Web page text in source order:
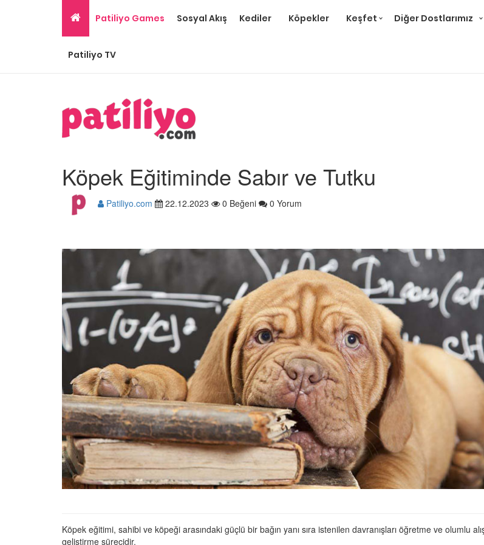
Patiliyo Games Sosyal Akış Kediler Köpekler Keşfet Diğer Dostlarımız
Patiliyo TV
Köpek Eğitiminde Sabır ve Tutku
Patiliyo.com 22.12.2023 0 Beğeni 0 Yorum
Köpek eğitimi, sahibi ve köpeği arasındaki güçlü bir bağın yanı sıra istenilen davranışları öğretme ve olumlu
geliştirme sürecidir.
Standartlarına Uygun Bakımı
Kolay 14 Evcil Hayvan
01.01.2025
Köpeklerle İlgili Ünlü Sözler ve
Atasözleri
03.04.2024
İzmir’deki Hayvan Barınakları
22.05.2020
Ankara’daki Hayvan Barınakları
22.05.2020
Köpeğim Su İçmiyor, Köpeklerin
Standartlarına Uygun
Kolay 14 Evcil
Köpeklerle İlgili Ünlü
Atasözleri
03.04.2024
İzmir’deki Hayvan
22.05.2020
Ankara’daki Hayvan
22.05.2020
Köpeğim Su İçmiyor,